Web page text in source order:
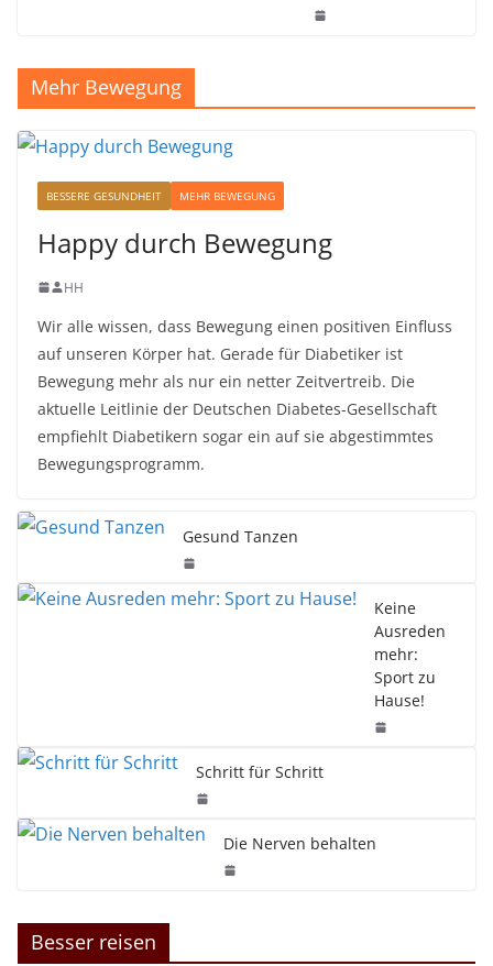
Mehr Bewegung
BESSERE GESUNDHEIT MEHR BEWEGUNG
Happy durch Bewegung
HH
Wir alle wissen, dass Bewegung einen positiven Einfluss
auf unseren Körper hat. Gerade für Diabetiker ist
Bewegung mehr als nur ein netter Zeitvertreib. Die
aktuelle Leitlinie der Deutschen Diabetes-Gesellschaft
empfiehlt Diabetikern sogar ein auf sie abgestimmtes
Bewegungsprogramm.
Gesund Tanzen
Keine
Ausreden
mehr:
Sport zu
Hause!
Schritt für Schritt
Die Nerven behalten
Besser reisen